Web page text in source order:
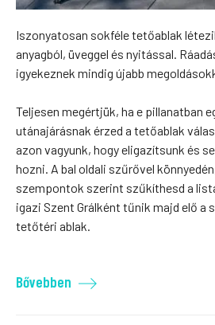
Iszonyatosan sokféle tetőablak
anyagból, üveggel és nyitással.
igyekeznek mindig újabb
Teljesen megértjük, ha e pillanatban
utánajárásnak érzed a tetőablak
azon vagyunk, hogy eligazítsunk és
hozni. A bal oldali szűrővel
szempontok szerint szűkíthesd a
igazi Szent Grálként tűnik majd elő a
tetőtéri ablak.
Bővebben